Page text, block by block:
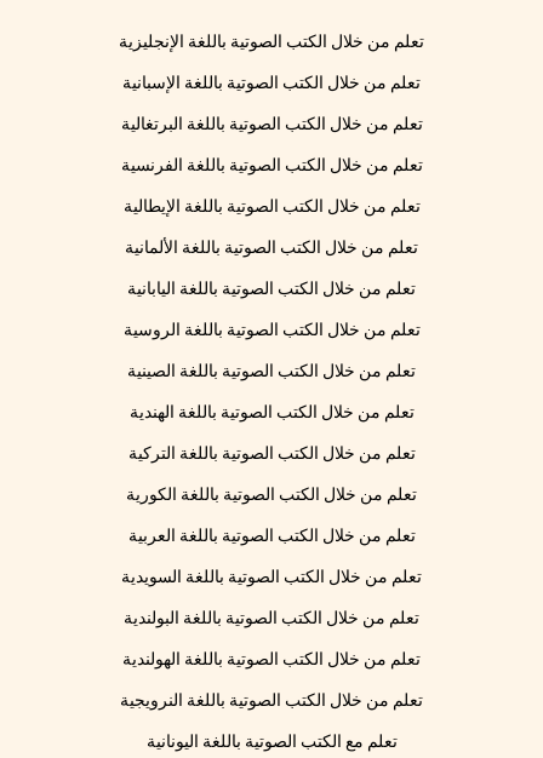
تعلم من خلال الكتب الصوتية باللغة الإنجليزية
تعلم من خلال الكتب الصوتية باللغة الإسبانية
تعلم من خلال الكتب الصوتية باللغة البرتغالية
تعلم من خلال الكتب الصوتية باللغة الفرنسية
تعلم من خلال الكتب الصوتية باللغة الإيطالية
تعلم من خلال الكتب الصوتية باللغة الألمانية
تعلم من خلال الكتب الصوتية باللغة اليابانية
تعلم من خلال الكتب الصوتية باللغة الروسية
تعلم من خلال الكتب الصوتية باللغة الصينية
تعلم من خلال الكتب الصوتية باللغة الهندية
تعلم من خلال الكتب الصوتية باللغة التركية
تعلم من خلال الكتب الصوتية باللغة الكورية
تعلم من خلال الكتب الصوتية باللغة العربية
تعلم من خلال الكتب الصوتية باللغة السويدية
تعلم من خلال الكتب الصوتية باللغة البولندية
تعلم من خلال الكتب الصوتية باللغة الهولندية
تعلم من خلال الكتب الصوتية باللغة النرويجية
تعلم مع الكتب الصوتية باللغة اليونانية